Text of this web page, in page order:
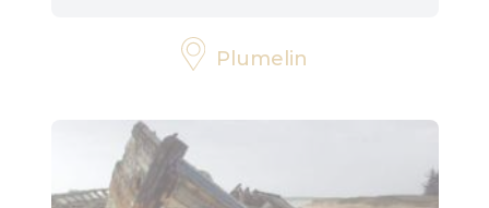
Plumelin